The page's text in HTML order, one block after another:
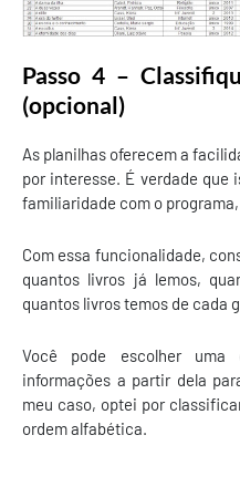
Passo 4 –
(opcional)
As planilhas oferecem a
por interesse. É verdade que
familiaridade com o
Com essa funcionalidade,
quantos livros já lemos,
quantos livros temos de cada
Você pode escolher
informações a partir dela
meu caso, optei por
ordem alfabética.